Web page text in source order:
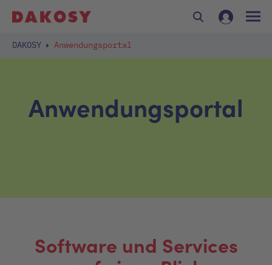
DAKOSY Anwendungsportal
Anwendungsportal
Software und Services